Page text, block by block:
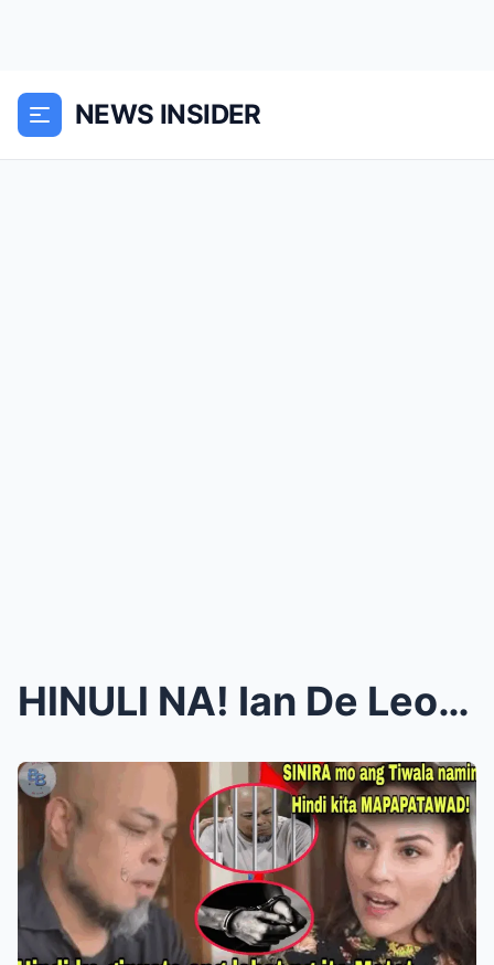
NEWS INSIDER
HlNULl NA! Ian De Leon NAGMAKAAWANG LUMUH0D kay Ma...